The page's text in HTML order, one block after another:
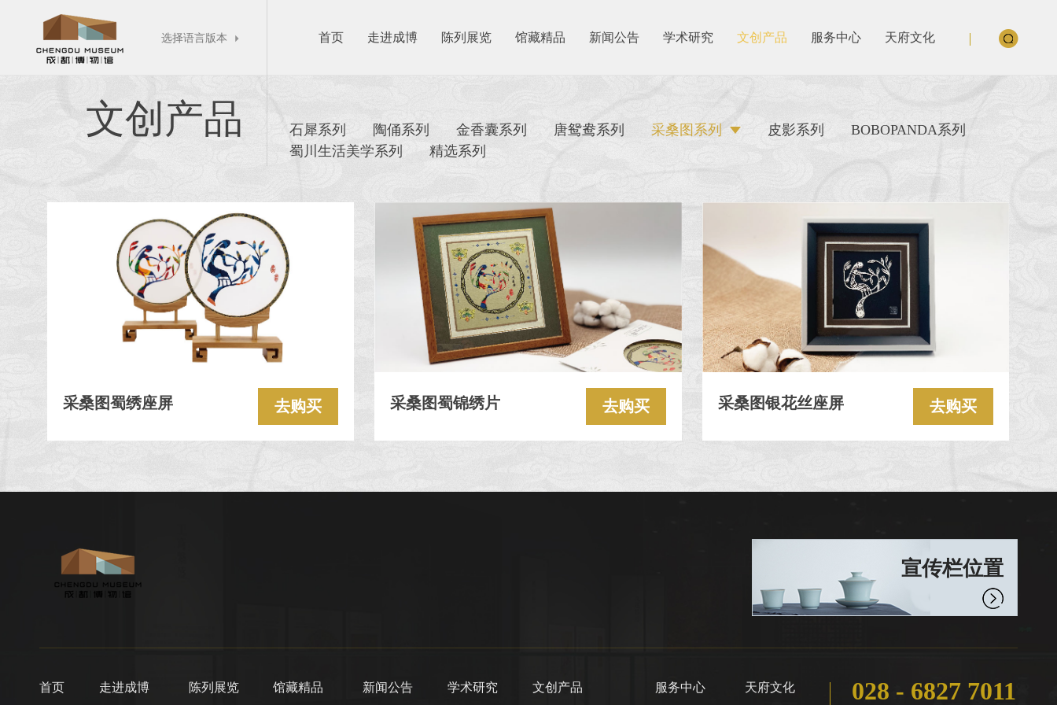
选择语言版本  首页 走进成博 陈列展览 馆藏精品 新闻公告 学术研究 文创产品 服务中心 天府文化
文创产品 石犀系列 陶俑系列 金香囊系列 唐鸳鸯系列 采桑图系列 皮影系列
BOBOPANDA系列
蜀川生活美学系列
精选系列
采桑图蜀绣座屏 去购买 采桑图蜀锦绣片 去购买 采桑图银花丝座屏 去购买
宣传栏位置
首页 走进成博 陈列展览 馆藏精品 新闻公告 学术研究 文创产品 服务中心 天府文化 028 - 6827 7011